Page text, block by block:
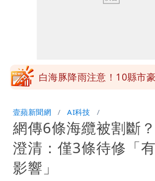
Cheap：愛台灣只是發財
白海豚降雨注意！10縣市
空交通全數停航
壹蘋新聞網 AI科技
網傳6條海纜被割斷
澄清：僅3條待修「
影響」